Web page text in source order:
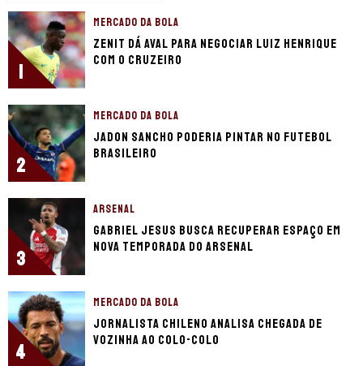
1
MERCADO DA BOLA
Zenit dá aval para negociar Luiz Henrique
com o Cruzeiro
2
MERCADO DA BOLA
Jadon Sancho poderia pintar no futebol
brasileiro
3
ARSENAL
Gabriel Jesus busca recuperar espaço em
nova temporada do Arsenal
4
MERCADO DA BOLA
Jornalista chileno analisa chegada de
Vozinha ao Colo-Colo